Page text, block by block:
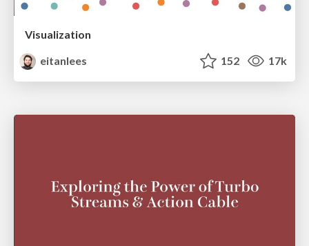
Visualization
eitanlees
152 17k